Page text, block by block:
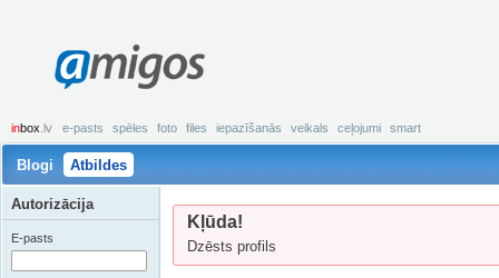
amigos
inbox .lv e-pasts spēles foto files iepazīšanās veikals ceļojumi smart
Blogi Atbildes
Kļūda!
Dzēsts profils
Autorizācija
E-pasts